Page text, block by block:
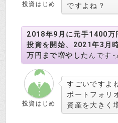
投資はじめ
ですよね？
2018年9月に元手1400万
投資を開始、2021年3月
万円まで増やしたんです
投資はじめ
すごいですよ
ポートフォリ
資産を大きく